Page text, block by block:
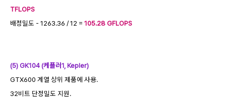
TFLOPS
배정밀도 - 1263.36 / 12 = 105.28 GFLOPS
(5) GK104 (케플러1, Kepler)
GTX600 계열 상위 제품에 사용.
32비트 단정밀도 지원.